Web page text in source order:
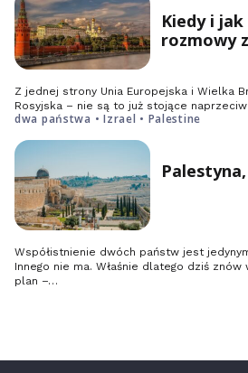
Kiedy i
rozmowy
Z jednej strony Unia Europejska i Wielka
Rosyjska – nie są to już stojące
dwa państwa • Izrael • Palestine
Współistnienie dwóch państw jest
Innego nie ma. Właśnie dlatego dziś
plan –…